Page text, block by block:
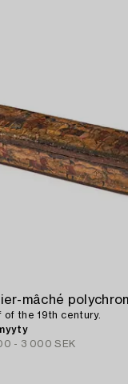
of the 19th century.
- 3 000 SEK